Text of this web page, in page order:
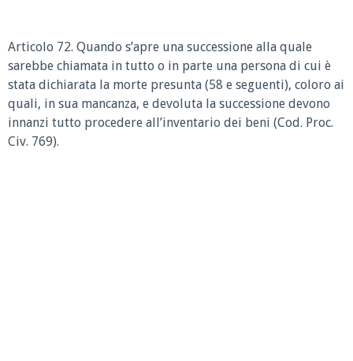
Articolo 72. Quando s’apre una successione alla quale
sarebbe chiamata in tutto o in parte una persona di cui è
stata dichiarata la morte presunta (58 e seguenti), coloro ai
quali, in sua mancanza, e devoluta la successione devono
innanzi tutto procedere all’inventario dei beni (Cod. Proc.
Civ. 769).